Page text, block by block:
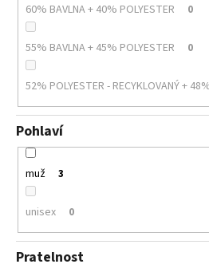
60% BAVLNA + 40% POLYESTER 0
55% BAVLNA + 45% POLYESTER 0
52% POLYESTER - RECYKLOVANÝ +
Pohlaví
muž 3
unisex 0
Pratelnost